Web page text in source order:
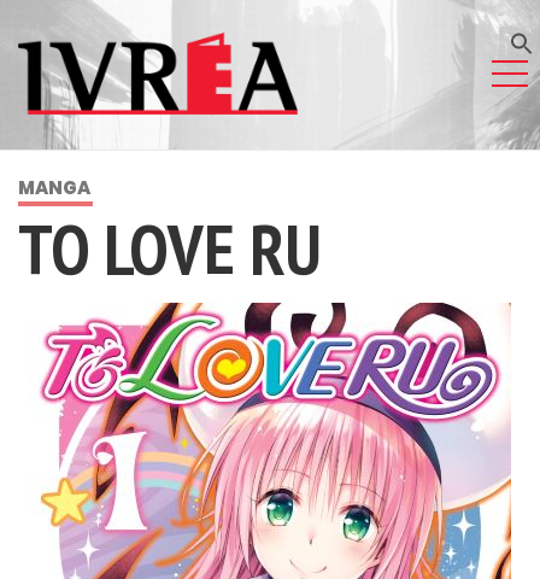
MANGA
TO LOVE RU